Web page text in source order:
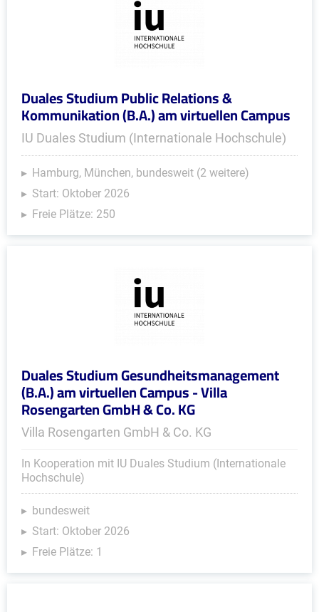
Duales Studium Public Relations &
Kommunikation (B.A.) am virtuellen Campus
IU Duales Studium (Internationale Hochschule)
Hamburg, München, bundesweit (2 weitere)
Start: Oktober 2026
Freie Plätze: 250
Duales Studium Gesundheitsmanagement
(B.A.) am virtuellen Campus - Villa
Rosengarten GmbH & Co. KG
Villa Rosengarten GmbH & Co. KG
In Kooperation mit IU Duales Studium (Internationale
Hochschule)
bundesweit
Start: Oktober 2026
Freie Plätze: 1